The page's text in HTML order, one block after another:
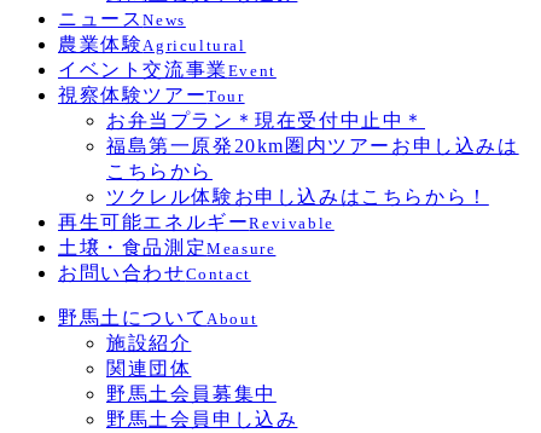
ニュースNews
農業体験Agricultural
イベント交流事業 Event
視察体験ツアーTour
お弁当プラン＊現在受付中止中＊
福島第一原発20km圏内ツアーお申し込みは
こちらから
ツクレル体験お申し込みはこちらから！
再生可能エネルギーRevivable
土壌・食品測定Measure
お問い合わせContact
野馬土について About
施設紹介
関連団体
野馬土会員募集中
野馬土会員申し込み